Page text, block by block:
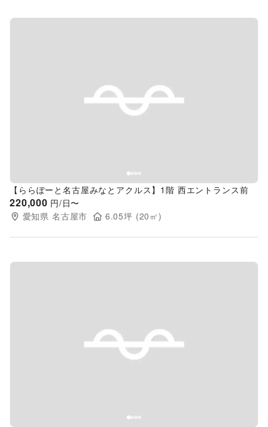
Previous slide
【ららぽーと名古屋みなとアクルス】1階 西エントランス前
220,000 円/日〜
愛知県 名古屋市 6.05坪 (20 ㎡)
Previous slide